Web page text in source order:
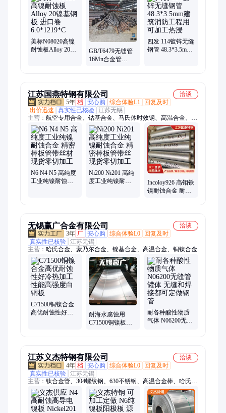
角钢、H型钢、低温无缝管、不锈钢管、精密光亮管
美标N08020高镍
耐蚀板Alloy 20镍
GB/T6479无缝管
16Mn合金管
四发 114镀锌无缝
钢管 48.3*3.5mm
江苏国燕特钢有限公司
洽谈
5年 档 安心购 综合体验L1
回复及时
出价迅速
真实性已核验 江苏无锡
主营： 航空专用合金、钴基合金、马氏体时效钢、高温合金、
GH5188、GH3625、GH4169、L605、1J22钴基合金、GH4099、
叶片钢、4J29可伐合金、PH13-8Mo、Aermet100、GH5605、
1J22、18Ni300、18Ni350、Monel400、MP159、MP35N、3J21、
GH2747、18Ni250
N6 N4 N5 高纯度
工业纯镍耐蚀合
Ni200 Ni201 高纯
度工业纯镍耐蚀
Incoloy926 高钼铁
镍耐蚀合金 耐海
无锡赢广合金有限公司
洽谈
3年 厂 安心购 综合体验L0
回复及时
真实性已核验 江苏无锡
主营： 哈氏合金、蒙乃尔合金、镍基合金、高温合金、铜镍合金
C71500铜镍合金
高优耐蚀性好冷
耐海水腐蚀用
C71500铜镍板之
耐各种酸性物质
气体 N06200无缝
江苏义杰特钢有限公司
洽谈
4年 档 安心购 综合体验L0
回复及时
真实性已核验 江苏无锡
主营： 钛合金管、304螺纹钢、630不锈钢、高温合金棒、哈氏合
金棒、不锈钢圆钢、不锈钢螺纹钢